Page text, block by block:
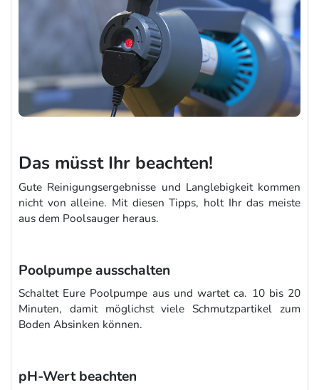
Das müsst Ihr beachten!
Gute Reinigungsergebnisse und Langlebigkeit kommen
nicht von alleine. Mit diesen Tipps, holt Ihr das meiste
aus dem Poolsauger heraus.
Poolpumpe ausschalten
Schaltet Eure Poolpumpe aus und wartet ca. 10 bis 20
Minuten, damit möglichst viele Schmutzpartikel zum
Boden Absinken können.
pH-Wert beachten